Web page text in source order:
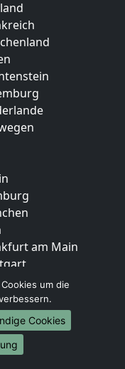
am Main
um die
Cookies